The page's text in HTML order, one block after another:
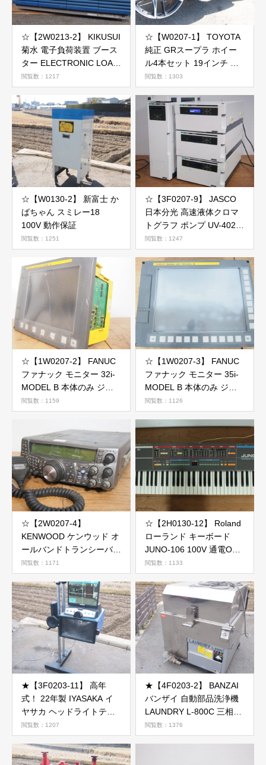
☆【2W0213-2】 KIKUSUI
菊水 電子負荷装置 ブース
ター ELECTRONIC LOAD
PLZ2004WB 100V ジャン
ク
閲覧数：1217
☆【W0207-1】 TOYOTA
純正 GRスープラ ホイー
ル4本セット 19インチ 現
状品
閲覧数：1303
☆【W0130-2】 新富士 か
ばちゃん スミレー18
100V 動作保証
閲覧数：1251
☆【3F0207-9】 JASCO
日本分光 高速液体クロマ
トグラフ ポンプ UV-4025
PU-4180他 100V 5台セッ
ト 2個口発送 ジャンク
閲覧数：1247
☆【1W0207-2】 FANUC
ファナック モニター 32i-
MODEL B 本体のみ ジャ
ンク
閲覧数：1159
☆【1W0207-3】 FANUC
ファナック モニター 35i-
MODEL B 本体のみ ジャ
ンク
閲覧数：1126
☆【2W0207-4】
KENWOOD ケンウッド オ
ールバンドトランシーバー
無線機 TS-2000V MC-43S
ジャンク
閲覧数：1171
☆【2H0130-12】 Roland
ローランド キーボード
JUNO-106 100V 通電OK
ジャンク
閲覧数：1133
★【3F0203-11】 高年
式！ 22年製 IYASAKA イ
ヤサカ ヘッドライトテス
ター HLT-145 MSC-1000
2022 100V 50-1200hcd 動
作保証
閲覧数：1207
★【4F0203-2】 BANZAI
バンザイ 自動部品洗浄機
LAUNDRY L-800C 三相
200V ランドリー 自動車整
備 動作保証
閲覧数：1376